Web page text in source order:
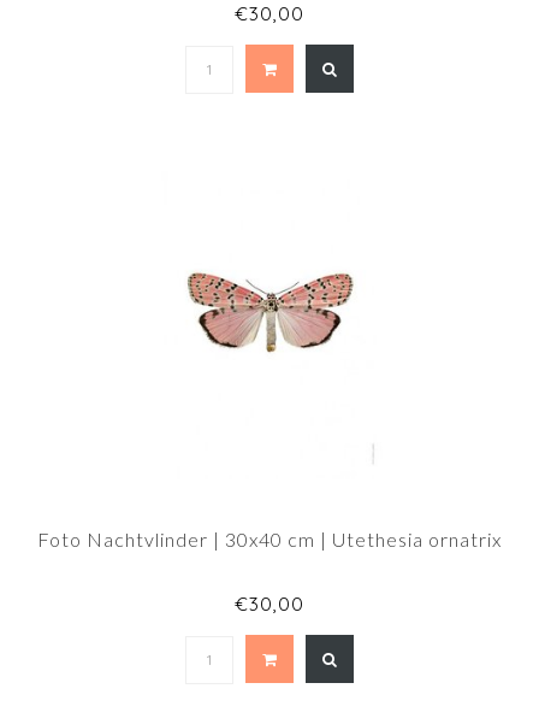
€30,00
Foto Nachtvlinder | 30x40 cm | Utethesia ornatrix
€30,00